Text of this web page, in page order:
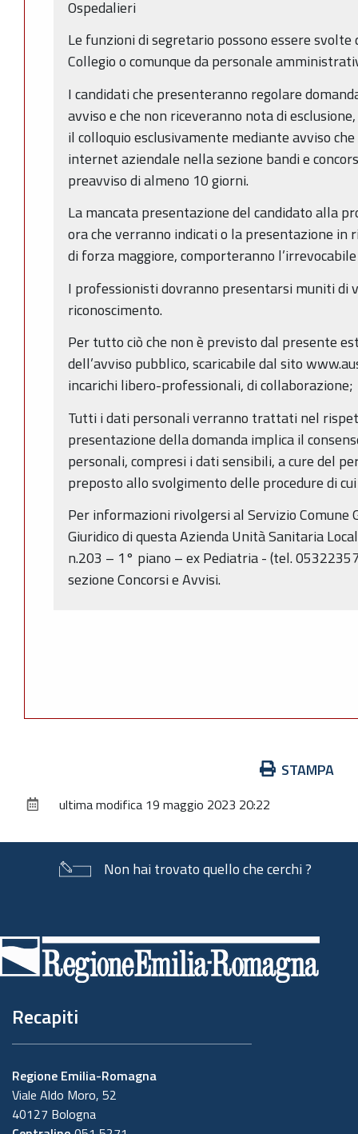
Ospedalieri
Le funzioni di segretario possono essere svolte
Collegio o comunque da personale
I candidati che presenteranno regolare
avviso e che non riceveranno nota di
il colloquio esclusivamente mediante avviso
internet aziendale nella sezione bandi e
preavviso di almeno 10 giorni.
La mancata presentazione del candidato alla
ora che verranno indicati o la presentazione in
di forza maggiore, comporteranno
I professionisti dovranno presentarsi muniti di
riconoscimento.
Per tutto ciò che non è previsto dal presente
dell’avviso pubblico, scaricabile dal sito
incarichi libero-professionali, di collaborazione;
Tutti i dati personali verranno trattati nel
presentazione della domanda implica il
personali, compresi i dati sensibili, a cure del
preposto allo svolgimento delle procedure di
Per informazioni rivolgersi al Servizio Comune
Giuridico di questa Azienda Unità Sanitaria
n.203 – 1° piano – ex Pediatria - (tel.
sezione Concorsi e Avvisi.
documento
STAMPA
ultima modifica 19 maggio 2023 20:22
Non hai trovato quello che cerchi ?
di
pagina
Recapiti
Regione Emilia-Romagna
Viale Aldo Moro, 52
40127 Bologna